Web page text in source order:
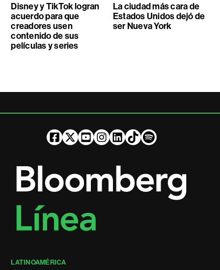
Disney y TikTok logran
acuerdo para que
creadores usen
contenido de sus
películas y series
La ciudad más cara de
Estados Unidos dejó de
ser Nueva York
LATINOAMÉRICA